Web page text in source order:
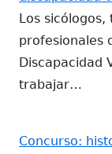
Los
profesionales
Discapacidad
trabajar…
Concurso: